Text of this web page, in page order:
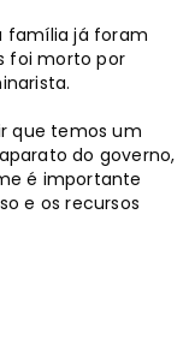
família já foram
foi morto por
que temos um
do governo,
é importante
e os recursos